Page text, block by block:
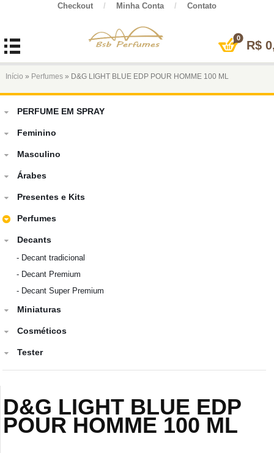
Checkout / Minha Conta / Contato
0
R$
Início » Perfumes» D&G LIGHT BLUE EDP POUR HOMME 100 ML
PERFUME EM SPRAY
Feminino
Masculino
Árabes
Presentes e Kits
Perfumes
Decants
- Decant tradicional
- Decant Premium
- Decant Super Premium
Miniaturas
Cosméticos
Tester
D&G LIGHT BLUE EDP
POUR HOMME 100 ML